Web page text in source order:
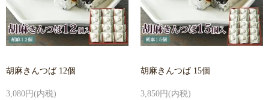
胡麻きんつば 12個
3,080円(内税)
胡麻きんつば 15個
3,850円(内税)